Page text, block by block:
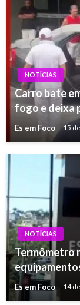
NOTÍCIAS
Carro bate
fogo e deixa
Es em Foco 15
NOTÍCIAS
Termômetro
Es em Foco 14